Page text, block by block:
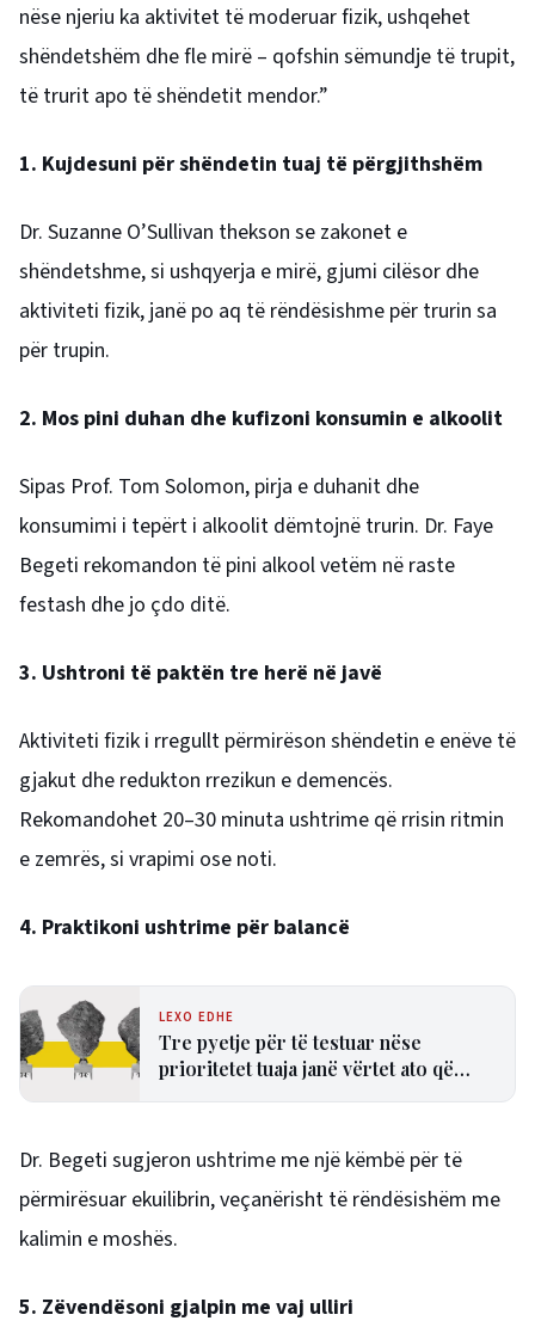
nëse njeriu ka aktivitet të moderuar fizik, ushqehet
shëndetshëm dhe fle mirë – qofshin sëmundje të trupit,
të trurit apo të shëndetit mendor.”
1. Kujdesuni për shëndetin tuaj të përgjithshëm
Dr. Suzanne O’Sullivan thekson se zakonet e
shëndetshme, si ushqyerja e mirë, gjumi cilësor dhe
aktiviteti fizik, janë po aq të rëndësishme për trurin sa
për trupin.
2. Mos pini duhan dhe kufizoni konsumin e alkoolit
Sipas Prof. Tom Solomon, pirja e duhanit dhe
konsumimi i tepërt i alkoolit dëmtojnë trurin. Dr. Faye
Begeti rekomandon të pini alkool vetëm në raste
festash dhe jo çdo ditë.
3. Ushtroni të paktën tre herë në javë
Aktiviteti fizik i rregullt përmirëson shëndetin e enëve të
gjakut dhe redukton rrezikun e demencës.
Rekomandohet 20–30 minuta ushtrime që rrisin ritmin
e zemrës, si vrapimi ose noti.
4. Praktikoni ushtrime për balancë
LEXO EDHE
Tre pyetje për të testuar nëse
prioritetet tuaja janë vërtet ato që
Dr. Begeti sugjeron ushtrime me një këmbë për të
përmirësuar ekuilibrin, veçanërisht të rëndësishëm me
kalimin e moshës.
5. Zëvendësoni gjalpin me vaj ulliri